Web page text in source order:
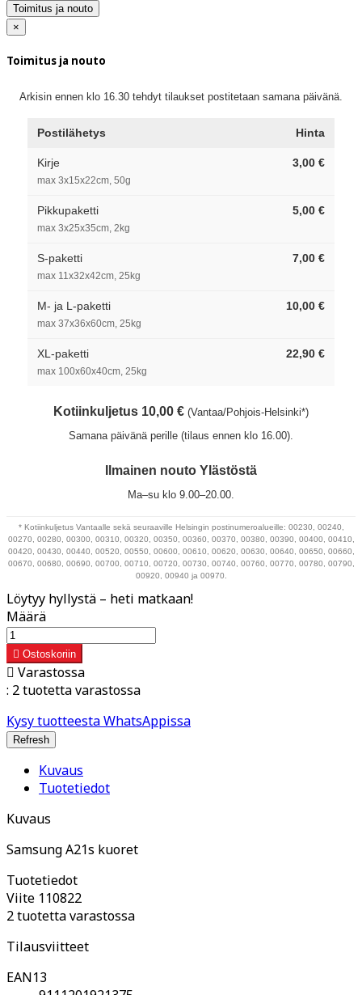
Toimitus ja nouto
×
Toimitus ja nouto
Arkisin ennen klo 16.30 tehdyt tilaukset postitetaan samana päivänä.
Postilähetys Hinta
Kirje
max 3x15x22cm, 50g
3,00 €
Pikkupaketti
max 3x25x35cm, 2kg
5,00 €
S-paketti
max 11x32x42cm, 25kg
7,00 €
M- ja L-paketti
max 37x36x60cm, 25kg
10,00 €
XL-paketti
max 100x60x40cm, 25kg
22,90 €
Kotiinkuljetus 10,00 € (Vantaa/Pohjois-Helsinki*)
Samana päivänä perille (tilaus ennen klo 16.00).
Ilmainen nouto Ylästöstä
Ma–su klo 9.00–20.00.
* Kotiinkuljetus Vantaalle sekä seuraaville Helsingin postinumeroalueille: 00230, 00240,
00270, 00280, 00300, 00310, 00320, 00350, 00360, 00370, 00380, 00390, 00400, 00410,
00420, 00430, 00440, 00520, 00550, 00600, 00610, 00620, 00630, 00640, 00650, 00660,
00670, 00680, 00690, 00700, 00710, 00720, 00730, 00740, 00760, 00770, 00780, 00790,
00920, 00940 ja 00970.
Löytyy hyllystä – heti matkaan!
Määrä
 Ostoskoriin
 Varastossa
: 2 tuotetta varastossa
Kysy tuotteesta WhatsAppissa
Kuvaus
Tuotetiedot
Kuvaus
Samsung A21s kuoret
Tuotetiedot
Viite 110822
2 tuotetta varastossa
Tilausviitteet
EAN13